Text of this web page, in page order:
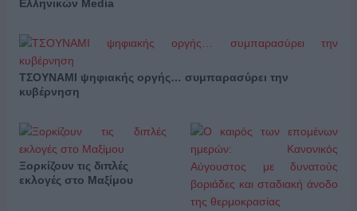
Ελληνικών Media
ΤΣΟΥΝΑΜΙ ψηφιακής οργής… συμπαρασύρει την
κυβέρνηση
Ξορκίζουν τις διπλές
εκλογές στο Μαξίμου